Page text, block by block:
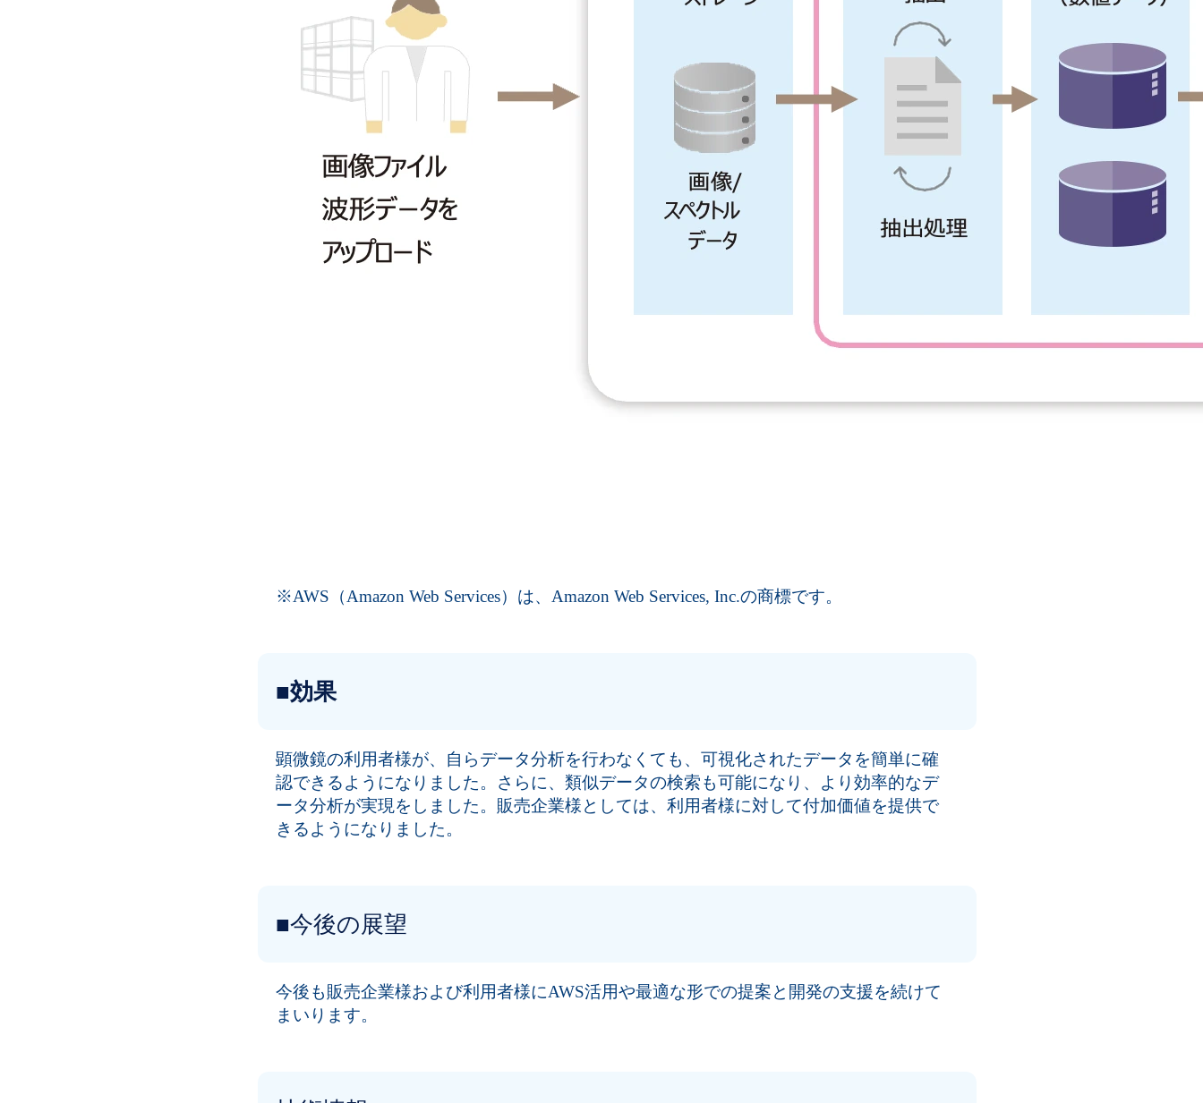
※AWS（Amazon Web Services）は、Amazon Web Services, Inc.の商標です。
■効果
顕微鏡の利用者様が、自らデータ分析を行わなくても、可視化されたデータを簡単に確
認できるようになりました。さらに、類似データの検索も可能になり、より効率的なデ
ータ分析が実現をしました。販売企業様としては、利用者様に対して付加価値を提供で
きるようになりました。
■今後の展望
今後も販売企業様および利用者様にAWS活用や最適な形での提案と開発の支援を続けて
まいります。